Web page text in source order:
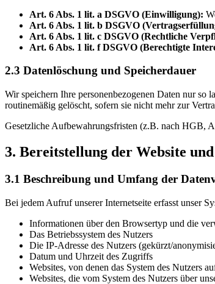
Art. 6 Abs. 1 lit. a DSGVO (Einwilligung):
Art. 6 Abs. 1 lit. b DSGVO
Art. 6 Abs. 1 lit. c DSGVO (Rechtliche
Art. 6 Abs. 1 lit. f DSGVO (Berechtigte
2.3 Datenlöschung und Speicherdauer
Wir speichern Ihre personenbezogenen Daten nur
routinemäßig gelöscht, sofern sie nicht mehr zur
Gesetzliche Aufbewahrungsfristen (z.B. nach HGB,
3. Bereitstellung der Website
3.1 Beschreibung und Umfang der
Bei jedem Aufruf unserer Internetseite erfasst unser
Informationen über den Browsertyp und die
Das Betriebssystem des Nutzers
Die IP-Adresse des Nutzers (gekürzt/
Datum und Uhrzeit des Zugriffs
Websites, von denen das System des Nutzers
Websites, die vom System des Nutzers über